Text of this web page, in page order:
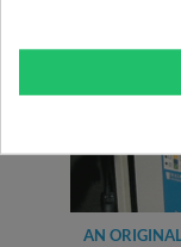
AN